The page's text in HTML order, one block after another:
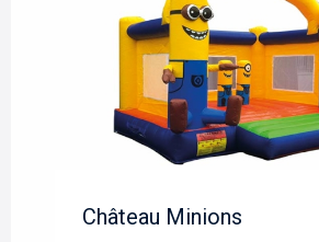
Château Minions